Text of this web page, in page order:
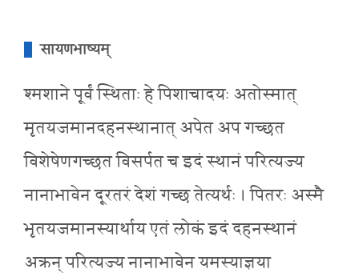
सायणभाष्यम्
श्मशाने पूर्वं स्थिताः हे पिशाचादयः अतोस्मात्
मृतयजमानदहनस्थानात् अपेत अप गच्छत
विशेषेणगच्छत विसर्पत च इदं स्थानं परित्यज्य
नानाभावेन दूरतरं देशं गच्छ तेत्यर्थः । पितरः अस्मै
भृतयजमानस्यार्थाय एतं लोकं इदं दहनस्थानं
अक्रन् परित्यज्य नानाभावेन यमस्याज्ञया